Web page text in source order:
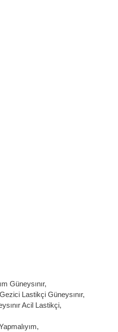
Güneysınır,
Gezici Lastikçi Güneysınır,
Acil Lastikçi,
,